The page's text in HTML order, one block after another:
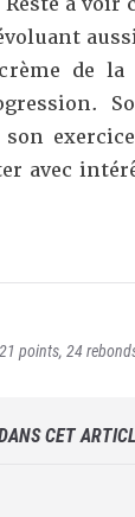
points, 24
de la
avec
CET